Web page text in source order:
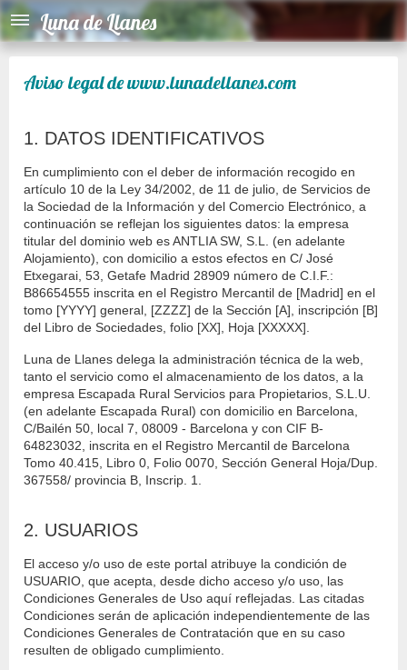
Luna de Llanes
Aviso legal de www.lunadellanes.com
1. DATOS IDENTIFICATIVOS
En cumplimiento con el deber de información recogido en
artículo 10 de la Ley 34/2002, de 11 de julio, de Servicios de
la Sociedad de la Información y del Comercio Electrónico, a
continuación se reflejan los siguientes datos: la empresa
titular del dominio web es ANTLIA SW, S.L. (en adelante
Alojamiento), con domicilio a estos efectos en C/ José
Etxegarai, 53, Getafe Madrid 28909 número de C.I.F.:
B86654555 inscrita en el Registro Mercantil de [Madrid] en el
tomo [YYYY] general, [ZZZZ] de la Sección [A], inscripción [B]
del Libro de Sociedades, folio [XX], Hoja [XXXXX].
Luna de Llanes delega la administración técnica de la web,
tanto el servicio como el almacenamiento de los datos, a la
empresa Escapada Rural Servicios para Propietarios, S.L.U.
(en adelante Escapada Rural) con domicilio en Barcelona,
C/Bailén 50, local 7, 08009 - Barcelona y con CIF B-
64823032, inscrita en el Registro Mercantil de Barcelona
Tomo 40.415, Libro 0, Folio 0070, Sección General Hoja/Dup.
367558/ provincia B, Inscrip. 1.
2. USUARIOS
El acceso y/o uso de este portal atribuye la condición de
USUARIO, que acepta, desde dicho acceso y/o uso, las
Condiciones Generales de Uso aquí reflejadas. Las citadas
Condiciones serán de aplicación independientemente de las
Condiciones Generales de Contratación que en su caso
resulten de obligado cumplimiento.